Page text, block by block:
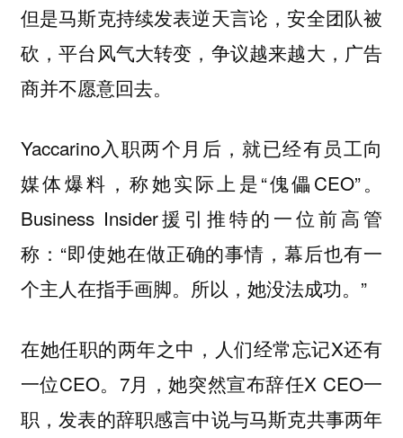
但是马斯克持续发表逆天言论，安全团队被
砍，平台风气大转变，争议越来越大，广告
商并不愿意回去。
Yaccarino入职两个月后，就已经有员工向
媒体爆料，称她实际上是“傀儡CEO”。
Business Insider援引推特的一位前高管
称：“即使她在做正确的事情，幕后也有一
个主人在指手画脚。所以，她没法成功。”
在她任职的两年之中，人们经常忘记X还有
一位CEO。7月，她突然宣布辞任X CEO一
职，发表的辞职感言中说与马斯克共事两年